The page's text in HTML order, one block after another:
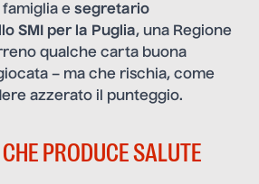
e segretario
SMI per la Puglia, una Regione
qualche carta buona
– ma che rischia, come
azzerato il punteggio.
PRODUCE SALUTE